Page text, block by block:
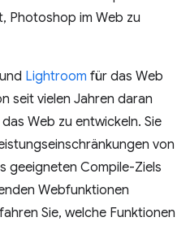
Photoshop im Web zu
und Lightroom für das Web
seit vielen Jahren daran
Web zu entwickeln. Sie
von
geeigneten Compile-Ziels
Webfunktionen
Sie, welche Funktionen